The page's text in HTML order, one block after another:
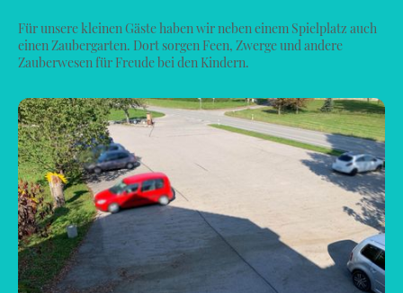
Für unsere kleinen Gäste haben wir neben einem Spielplatz auch
einen Zaubergarten. Dort sorgen Feen, Zwerge und andere
Zauberwesen für Freude bei den Kindern.